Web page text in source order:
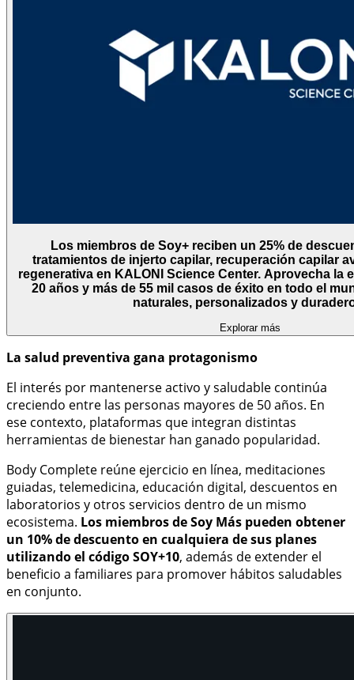
Los miembros de Soy+ reciben un 25% de
tratamientos de injerto capilar, recuperación capilar
regenerativa en KALONI Science Center. Aprovecha la experiencia de más de
20 años y más de 55 mil casos de éxito en todo el
naturales, personalizados y
Explorar más
La salud preventiva gana protagonismo
El interés por mantenerse activo y saludable continúa
creciendo entre las personas mayores de 50 años. En
ese contexto, plataformas que integran distintas
herramientas de bienestar han ganado popularidad.
Body Complete reúne ejercicio en línea, meditaciones
guiadas, telemedicina, educación digital, descuentos en
laboratorios y otros servicios dentro de un mismo
ecosistema. Los miembros de Soy Más pueden obtener
un 10% de descuento en cualquiera de sus planes
utilizando el código SOY+10, además de extender el
beneficio a familiares para promover hábitos saludables
en conjunto.